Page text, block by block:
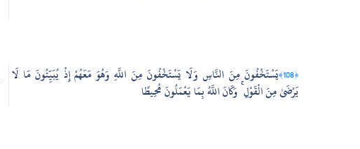
﴿108﴾
يَسْتَخْفُونَ مِنَ النَّاسِ وَلَا يَسْتَخْفُونَ مِنَ اللَّهِ وَهُوَ مَعَهُمْ إِذْ يُبَيِّتُونَ مَا لَا
يَرْضَىٰ مِنَ الْقَوْلِ ۚ وَكَانَ اللَّهُ بِمَا يَعْمَلُونَ مُحِيطًا